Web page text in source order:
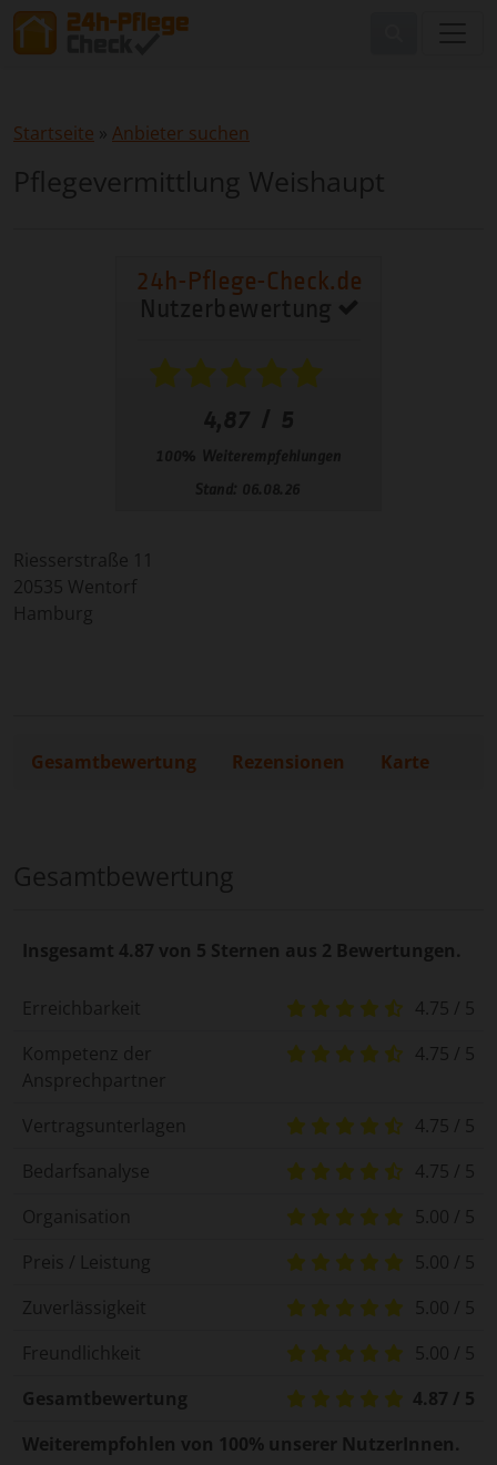
Startseite » Anbieter suchen
Pflegevermittlung Weishaupt
Riesserstraße 11
20535 Wentorf
Hamburg
Gesamtbewertung Rezensionen Karte
Gesamtbewertung
Insgesamt 4.87 von 5 Sternen aus 2 Bewertungen.
Erreichbarkeit
4.75 / 5
Kompetenz der
Ansprechpartner
4.75 / 5
Vertragsunterlagen
4.75 / 5
Bedarfsanalyse
4.75 / 5
Organisation
5.00 / 5
Preis / Leistung
5.00 / 5
Zuverlässigkeit
5.00 / 5
Freundlichkeit
5.00 / 5
Gesamtbewertung
4.87 / 5
Weiterempfohlen von 100% unserer NutzerInnen.